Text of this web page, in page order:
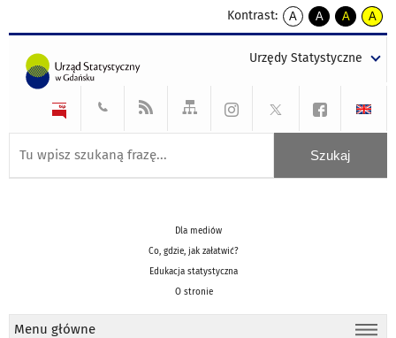
Kontrast:
A
kontrast
A
kontrast
tekst
czarnym
A
kontrast
tekst
czarnym
A
tekst
żółtym
Urzędy Statystyczne
Dla mediów
Co, gdzie, jak załatwić?
Edukacja statystyczna
O stronie
Menu główne